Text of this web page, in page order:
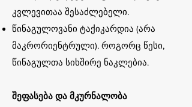
კვლევითაა შესაძლებელი.
წინაგულოვანი ტაქიკარდია (არა
მაკრორიენტრული). როგორც წესი,
წინაგულთა სიხშირე ნაკლებია.
შეფასება და მკურნალობა